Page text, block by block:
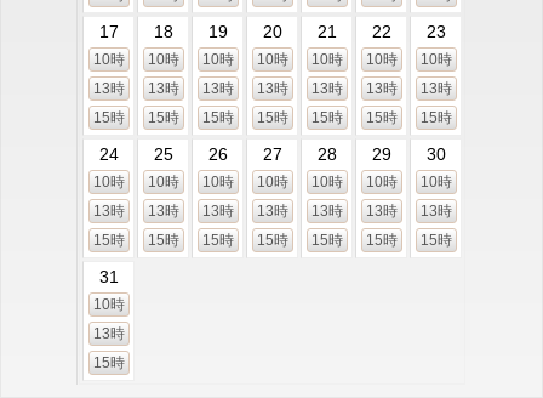
17
10時
13時
15時
18
10時
13時
15時
19
10時
13時
15時
20
10時
13時
15時
21
10時
13時
15時
22
10時
13時
15時
23
10時
13時
15時
24
10時
13時
15時
25
10時
13時
15時
26
10時
13時
15時
27
10時
13時
15時
28
10時
13時
15時
29
10時
13時
15時
30
10時
13時
15時
31
10時
13時
15時